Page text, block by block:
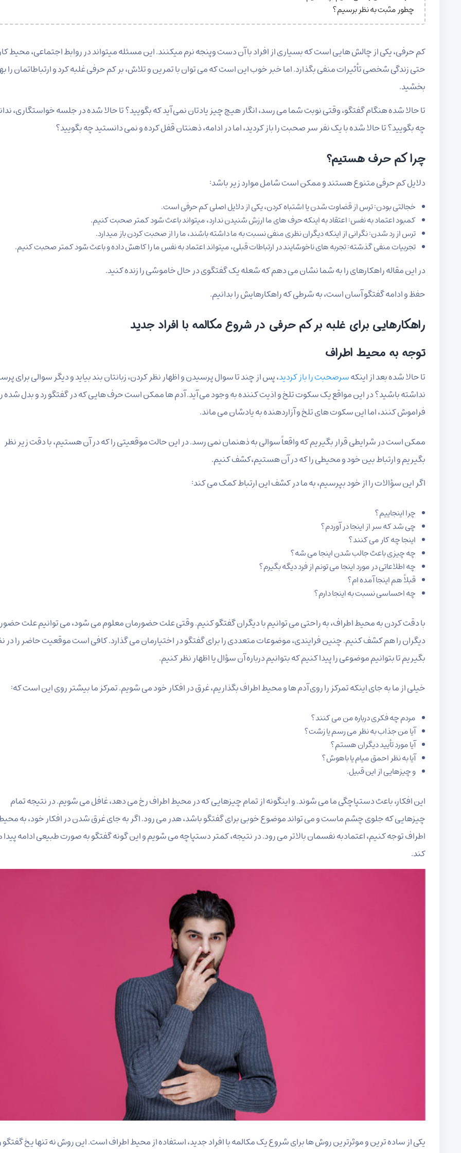
چطور مثبت به نظر برسیم؟
کم حرفی، یکی از چالش هایی است که بسیاری از افراد با آن دست وپنجه نرم میکنند. این مسئله میتواند در روابط اجتماعی، محیط
حتی زندگی شخصی تأثیرات منفی بگذارد. اما خبر خوب این است که می توان با تمرین و تلاش، بر کم حرفی غلبه کرد و ارتباطاتمان را
بخشید.
تا حالا شده هنگام گفتگو، وقتی نوبت شما می رسد، انگار هیچ چیز یادتان نمی آید که بگویید؟ تا حالا شده در جلسه خواستگاری،
چه بگویید؟ تا حالا شده با یک نفر سر صحبت را باز کردید، اما در ادامه، ذهنتان قفل کرده و نمی دانستید چه بگویید؟
چرا کم حرف هستیم؟
دلایل کم حرفی متنوع هستند و ممکن است شامل موارد زیر باشد:
خجالتی بودن: ترس از قضاوت شدن یا اشتباه کردن، یکی از دلایل اصلی کم حرفی است.
کمبود اعتماد به نفس: اعتقاد به اینکه حرف های ما ارزش شنیدن ندارد، میتواند باعث شود کمتر صحبت کنیم.
ترس از رد شدن: نگرانی از اینکه دیگران نظری منفی نسبت به ما داشته باشند، ما را از صحبت کردن باز میدارد.
تجربیات منفی گذشته: تجربه های ناخوشایند در ارتباطات قبلی، میتواند اعتماد به نفس ما را کاهش داده و باعث شود کمتر صحبت کنیم.
در این مقاله راهکارهای را به شما نشان می دهم که شعله یک گفتگوی در حال خاموشی را زنده کنید.
حفظ و ادامه گفتگو آسان است، به شرطی که راهکارهایش را بدانیم.
راهکارهایی برای غلبه بر کم حرفی در شروع مکالمه با افراد جدید
توجه به محیط اطراف
تا حالا شده بعد از اینکهسرصحبت را باز کردید، پس از چند تا سوال پرسیدن و اظهار نظر کردن، زبانتان بند بیاید و دیگر سوالی برای
نداشته باشید؟ در این مواقع یک سکوت تلخ و اذیت کننده به وجود می آید. آدم ها ممکن است حرف هایی که در گفتگو رد و بدل شده
فراموش کنند، اما این سکوت های تلخ و آزاردهنده به یادشان می ماند.
ممکن است در شرایطی قرار بگیریم که واقعاً سوالی به ذهنمان نمی رسد. در این حالت موقعیتی را که در آن هستیم، با دقت زیر نظر
بگیریم و ارتباط بین خود و محیطی را که در آن هستیم،کشف کنیم.
اگر این سؤالات را از خود بپرسیم، به ما در کشف این ارتباط کمک می کند:
چرا اینجاییم؟
چی شد که سر از اینجا در آوردم؟
اینجا چه کار می کنند؟
چه چیزی باعث جالب شدن اینجا می شه؟
چه اطلاعاتی در مورد اینجا می تونم از فرد دیگه بگیرم؟
قبلاً هم اینجا آمده ام؟
چه احساسی نسبت به اینجا دارم؟
با دقت کردن به محیط اطراف، به راحتی می توانیم با دیگران گفتگو کنیم. وقتی علت حضورمان معلوم می شود، می توانیم علت حضور
دیگران را هم کشف کنیم. چنین فرایندی، موضوعات متعددی را برای گفتگو در اختیارمان می گذارد. کافی است موقعیت حاضر را در
بگیریم تا بتوانیم موضوعی را پیدا کنیم که بتوانیم درباره آن سؤال یا اظهار نظر کنیم.
خیلی از ما به جای اینکه تمرکز را روی آدم ها و محیط اطراف بگذاریم، غرق در افکار خود می شویم. تمرکز ما بیشتر روی این است که:
مردم چه فکری درباره من می کنند؟
آیا من جذاب به نظر می رسم یا زشت؟
آیا مورد تأیید دیگران هستم؟
آیا به نظر احمق میام یا باهوش؟
و چیزهایی از این قبیل.
این افکار، باعث دستپاچگی ما می شوند. و اینگونه از تمام چیزهایی که در محیط اطراف رخ می دهد، غافل می شویم. در نتیجه تمام
چیزهایی که جلوی چشم ماست و می تواند موضوع خوبی برای گفتگو باشد، هدر می رود. اگر به جای غرق شدن در افکار خود، به
اطراف توجه کنیم، اعتمادبه نفسمان بالاتر می رود. در نتیجه، کمتر دستپاچه می شویم و این گونه گفتگو به صورت طبیعی ادامه
کند.
یکی از ساده ترین و موثرترین روش ها برای شروع یک مکالمه با افراد جدید، استفاده از محیط اطراف است. این روش نه تنها یخ گفتگو